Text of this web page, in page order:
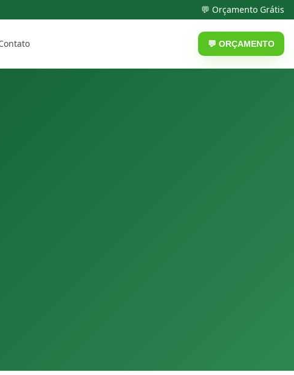
💬 Orçamento Grátis
💬 ORÇAMENTO